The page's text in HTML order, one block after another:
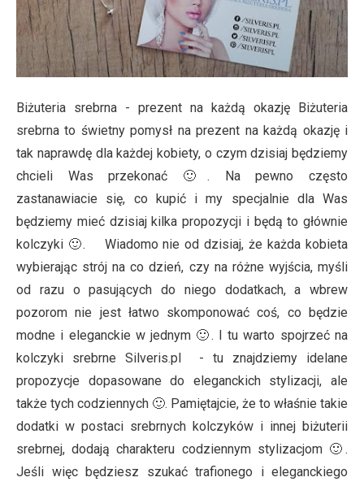
Biżuteria srebrna - prezent na każdą okazję Biżuteria
srebrna to świetny pomysł na prezent na każdą okazję i
tak naprawdę dla każdej kobiety, o czym dzisiaj będziemy
chcieli Was przekonać 🙂. Na pewno często
zastanawiacie się, co kupić i my specjalnie dla Was
będziemy mieć dzisiaj kilka propozycji i będą to głównie
kolczyki 🙂. Wiadomo nie od dzisiaj, że każda kobieta
wybierając strój na co dzień, czy na różne wyjścia, myśli
od razu o pasujących do niego dodatkach, a wbrew
pozorom nie jest łatwo skomponować coś, co będzie
modne i eleganckie w jednym 🙂. I tu warto spojrzeć na
kolczyki srebrne Silveris.pl - tu znajdziemy idelane
propozycje dopasowane do eleganckich stylizacji, ale
także tych codziennych 🙂. Pamiętajcie, że to właśnie takie
dodatki w postaci srebrnych kolczyków i innej biżuterii
srebrnej, dodają charakteru codziennym stylizacjom 🙂.
Jeśli więc będziesz szukać trafionego i eleganckiego